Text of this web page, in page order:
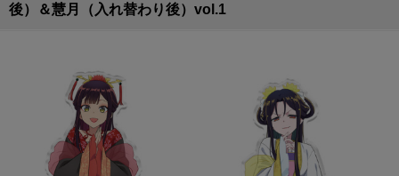
後）＆慧月（入れ替わり後）vol.1